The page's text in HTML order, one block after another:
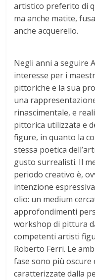
artistico preferito di
ma anche matite,
anche acquerello.
Negli anni a seguire
interesse per i
pittoriche e la sua
una
rinascimentale, e
pittorica utilizzata e
figure, in quanto la
stessa poetica
gusto surrealisti. Il
periodo creativo è,
intenzione
olio: un medium
approfondimenti
workshop di pittura
competenti artisti
Roberto Ferri. Le
fase sono più oscure
caratterizzate dalla